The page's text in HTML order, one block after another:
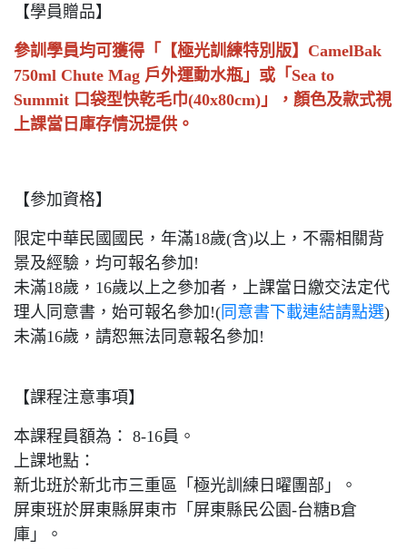
【學員贈品】
參訓學員均可獲得「【極光訓練特別版】CamelBak
750ml Chute Mag 戶外運動水瓶」或「Sea to
Summit 口袋型快乾毛巾(40x80cm)」，顏色及款式視
上課當日庫存情況提供。
【參加資格】
限定中華民國國民，年滿18歲(含)以上，不需相關背
景及經驗，均可報名參加!
未滿18歲，16歲以上之參加者，上課當日繳交法定代
理人同意書，始可報名參加!( 同意書下載連結請點選)
未滿16歲，請恕無法同意報名參加!
【課程注意事項】
本課程員額為： 8-16員。
上課地點：
新北班於新北市三重區「極光訓練日曜團部」。
屏東班於屏東縣屏東市「屏東縣民公園-台糖B倉
庫」。